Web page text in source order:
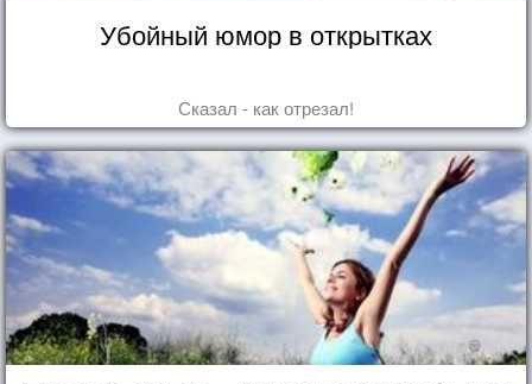
Убойный юмор в открытках
Сказал - как отрезал!